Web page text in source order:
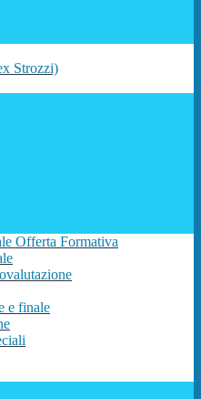
Strozzi)
Offerta Formativa
e finale